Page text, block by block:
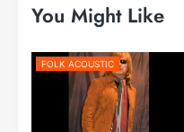
You Might Like
FOLK ACOUSTIC